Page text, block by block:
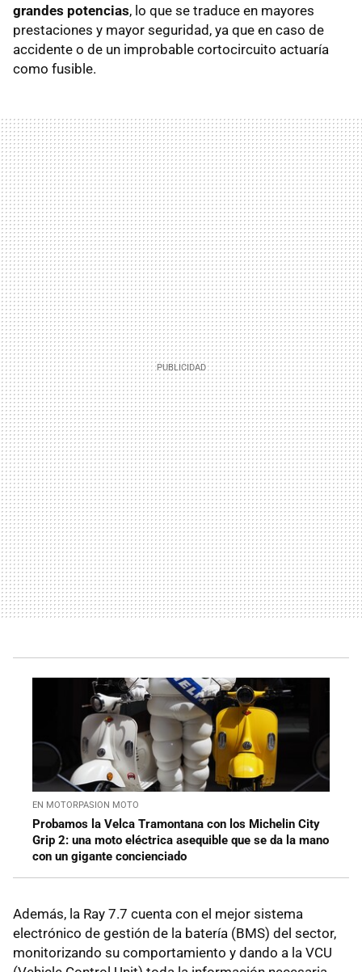
grandes potencias, lo que se traduce en mayores
prestaciones y mayor seguridad, ya que en caso de
accidente o de un improbable cortocircuito actuaría
como fusible.
EN MOTORPASION MOTO
Probamos la Velca Tramontana con los Michelin City
Grip 2: una moto eléctrica asequible que se da la mano
con un gigante concienciado
Además, la Ray 7.7 cuenta con el mejor sistema
electrónico de gestión de la batería (BMS) del sector,
monitorizando su comportamiento y dando a la VCU